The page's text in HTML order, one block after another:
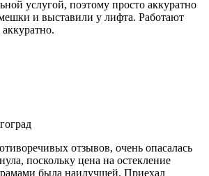
услугой, поэтому просто аккуратно
и выставили у лифта. Работают
отзывов, очень опасалась
поскольку цена на остекление
была наилучшей. Приехал